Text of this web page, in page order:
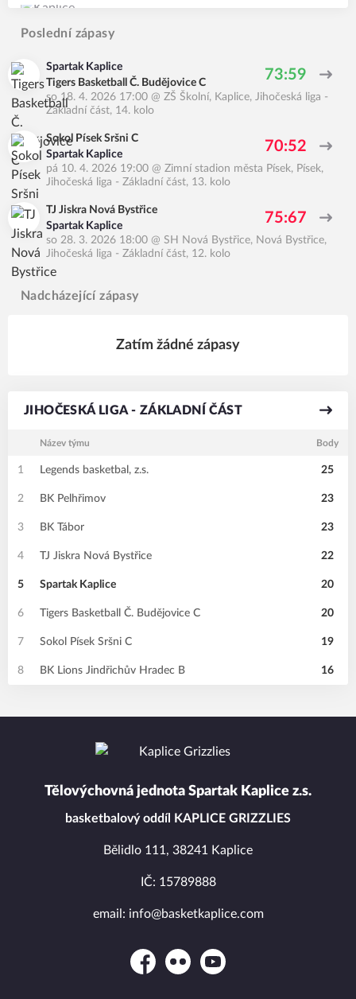
Poslední zápasy
Spartak Kaplice
Tigers Basketball Č. Budějovice C
73:59
so 18. 4. 2026 17:00 @ ZŠ Školní, Kaplice, Jihočeská liga -
Základní část, 14. kolo
Sokol Písek Sršni C
Spartak Kaplice
70:52
pá 10. 4. 2026 19:00 @ Zimní stadion města Písek, Písek,
Jihočeská liga - Základní část, 13. kolo
TJ Jiskra Nová Bystřice
Spartak Kaplice
75:67
so 28. 3. 2026 18:00 @ SH Nová Bystřice, Nová Bystřice,
Jihočeská liga - Základní část, 12. kolo
Nadcházející zápasy
Zatím žádné zápasy
JIHOČESKÁ LIGA - ZÁKLADNÍ ČÁST
Název týmu Body
1 Legends basketbal, z.s. 25
2 BK Pelhřimov 23
3 BK Tábor 23
4 TJ Jiskra Nová Bystřice 22
5 Spartak Kaplice 20
6 Tigers Basketball Č. Budějovice C 20
7 Sokol Písek Sršni C 19
8 BK Lions Jindřichův Hradec B 16
Tělovýchovná jednota Spartak Kaplice z.s.
basketbalový oddíl KAPLICE GRIZZLIES
Bělidlo 111, 38241 Kaplice
IČ: 15789888
email: info@basketkaplice.com
FacebookFlickr YouTube